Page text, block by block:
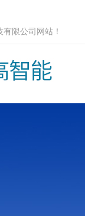
限公司网站！